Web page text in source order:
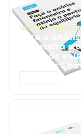
GESTÃO
Faça a
financeira e
ponto de
Prompts